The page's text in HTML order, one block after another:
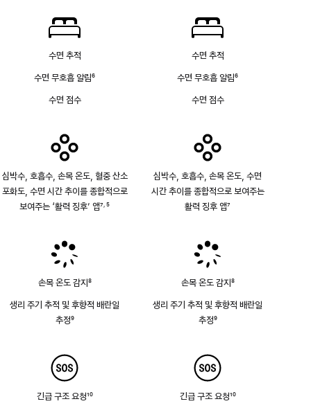
수면 추적
수면 무호흡 알림6
수면 점수
심박수, 호흡수, 손목 온도, 혈중 산소
포화도, 수면 시간 추이를 종합적으로
보여주는 ‘활력 징후’ 앱7, 5
손목 온도 감지8
생리 주기 추적 및 후향적 배란일
추정9
긴급 구조 요청10
없음
수면 추적
수면 무호흡 알림6
수면 점수
심박수, 호흡수, 손목 온도, 수면
시간 추이를 종합적으로 보여주는
활력 징후 앱7
손목 온도 감지8
생리 주기 추적 및 후향적 배란일
추정9
긴급 구조 요청10